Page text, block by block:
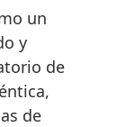
un
y
de
de